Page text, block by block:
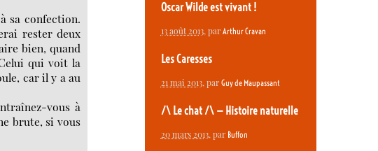
sa confection.
rester deux
bien, quand
qui voit la
car il y a au
vous à
brute, si vous
Oscar Wilde est vivant !
13 août 2013, par Arthur Cravan
Les Caresses
21 mai 2013, par Guy de Maupassant
/\ Le chat /\ — Histoire naturelle
20 mars 2013, par Buffon